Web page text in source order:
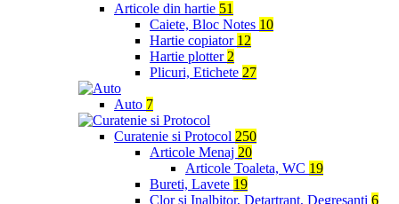
Articole din hartie 51
Caiete, Bloc Notes 10
Hartie copiator 12
Hartie plotter 2
Plicuri, Etichete 27
Auto 7
Curatenie si Protocol 250
Articole Menaj 20
Articole Toaleta, WC 19
Bureti, Lavete 19
Clor si Inalbitor, Detartrant, Degresanti 6